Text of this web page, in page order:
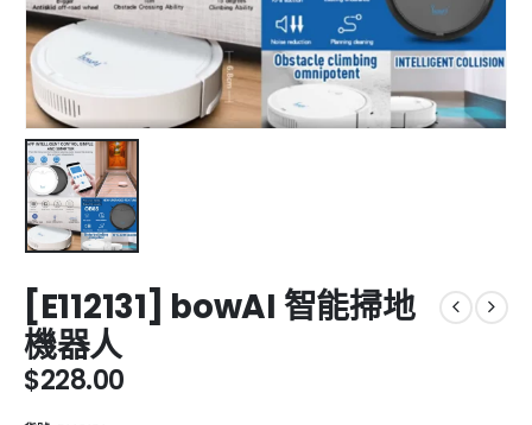
[E112131] bowAI 智能掃地
機器人
$228.00